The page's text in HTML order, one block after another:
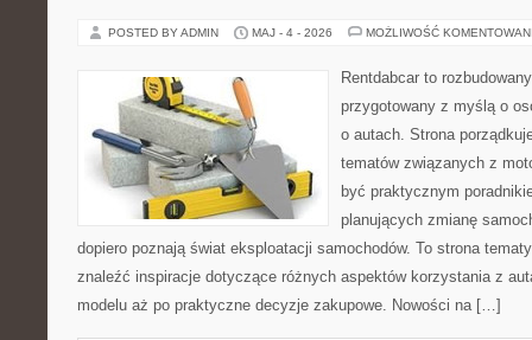
POSTED BY ADMIN MAJ - 4 - 2026 MOŻLIWOŚĆ
Rentdabcar to
przygotowany z myślą o
o autach. Strona
tematów związanych z
być praktycznym
planujących zmianę
dopiero poznają świat eksploatacji samochodów. To strona
znaleźć inspiracje dotyczące różnych aspektów korzystania z
modelu aż po praktyczne decyzje zakupowe. Nowości na […]